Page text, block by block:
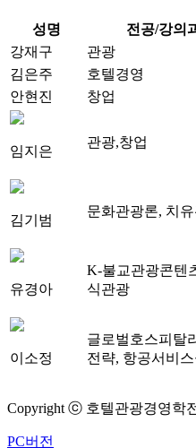
성명 전공/강의
강재구
관광
김은주
호텔경영
안현진
창업
임지은
관광,창업
김기범
문화관광론, 치
유경아
K-불교관광콘텐
식관광
이소정
글로벌호스피탈
전략, 항공서비
Copyright ⓒ 호텔관광경영학
PC버전